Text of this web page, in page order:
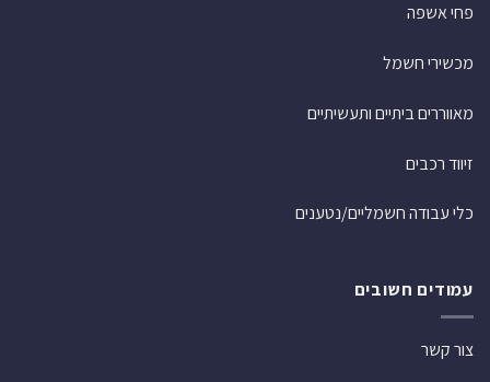
פחי אשפה
מכשירי חשמל
מאווררים ביתיים ותעשיתיים
זיווד רכבים
כלי עבודה חשמליים/נטענים
עמודים חשובים
צור קשר